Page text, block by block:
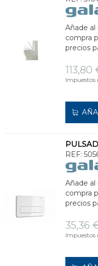
Añade
compra
precios
113,80
Impuestos
REF:
Añade
compra
precios
35,36
Impuestos